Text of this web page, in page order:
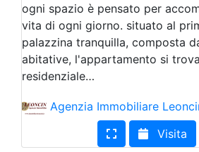
ogni spazio è pensato per
vita di ogni giorno. situato al
palazzina tranquilla, composta
abitative, l'appartamento si
residenziale…
Agenzia Immobiliare
Visita